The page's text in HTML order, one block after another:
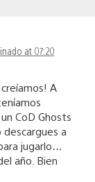
at 07:20
A
CoD Ghosts
descargues a
jugarlo…
año. Bien